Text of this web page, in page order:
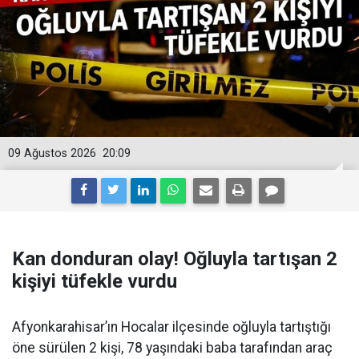
20:09
09 Ağustos 2026
Kan donduran olay! Oğluyla tartışan 2
kişiyi tüfekle vurdu
Afyonkarahisar’ın Hocalar ilçesinde oğluyla tartıştığı
öne sürülen 2 kişi, 78 yaşındaki baba tarafından araç